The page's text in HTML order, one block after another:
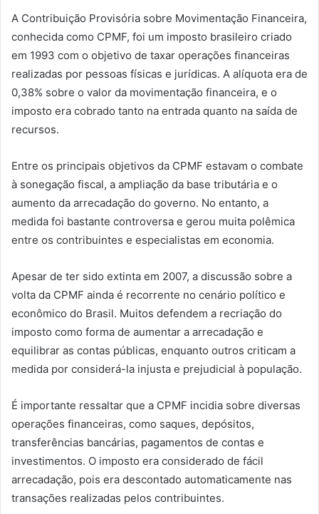
A Contribuição Provisória sobre Movimentação Financeira,
conhecida como CPMF, foi um imposto brasileiro criado
em 1993 com o objetivo de taxar operações financeiras
realizadas por pessoas físicas e jurídicas. A alíquota era de
0,38% sobre o valor da movimentação financeira, e o
imposto era cobrado tanto na entrada quanto na saída de
recursos.
Entre os principais objetivos da CPMF estavam o combate
à sonegação fiscal, a ampliação da base tributária e o
aumento da arrecadação do governo. No entanto, a
medida foi bastante controversa e gerou muita polêmica
entre os contribuintes e especialistas em economia.
Apesar de ter sido extinta em 2007, a discussão sobre a
volta da CPMF ainda é recorrente no cenário político e
econômico do Brasil. Muitos defendem a recriação do
imposto como forma de aumentar a arrecadação e
equilibrar as contas públicas, enquanto outros criticam a
medida por considerá-la injusta e prejudicial à população.
É importante ressaltar que a CPMF incidia sobre diversas
operações financeiras, como saques, depósitos,
transferências bancárias, pagamentos de contas e
investimentos. O imposto era considerado de fácil
arrecadação, pois era descontado automaticamente nas
transações realizadas pelos contribuintes.